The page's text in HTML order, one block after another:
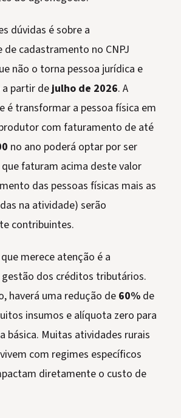
dúvidas é sobre a
cadastramento no CNPJ
não o torna pessoa jurídica e
a partir dejulho de 2026. A
é transformar a pessoa física em
com faturamento de até
no ano poderá optar por ser
faturam acima deste valor
das pessoas físicas mais as
na atividade) serão
contribuintes.
merece atenção é a
gestão dos créditos tributários.
haverá uma redução de60% de
insumos e alíquota zero para
básica. Muitas atividades rurais
com regimes específicos
diretamente o custo de